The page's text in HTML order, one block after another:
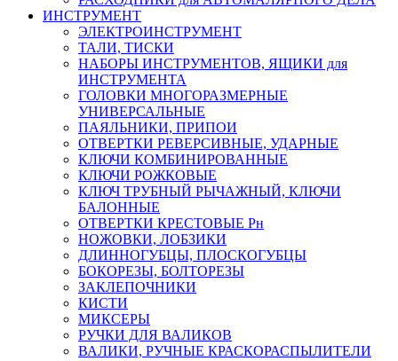
ИНСТРУМЕНТ
ЭЛЕКТРОИНСТРУМЕНТ
ТАЛИ, ТИСКИ
НАБОРЫ ИНСТРУМЕНТОВ, ЯЩИКИ для
ИНСТРУМЕНТА
ГОЛОВКИ МНОГОРАЗМЕРНЫЕ
УНИВЕРСАЛЬНЫЕ
ПАЯЛЬНИКИ, ПРИПОИ
ОТВЕРТКИ РЕВЕРСИВНЫЕ, УДАРНЫЕ
КЛЮЧИ КОМБИНИРОВАННЫЕ
КЛЮЧИ РОЖКОВЫЕ
КЛЮЧ ТРУБНЫЙ РЫЧАЖНЫЙ, КЛЮЧИ
БАЛОННЫЕ
ОТВЕРТКИ КРЕСТОВЫЕ Рн
НОЖОВКИ, ЛОБЗИКИ
ДЛИННОГУБЦЫ, ПЛОСКОГУБЦЫ
БОКОРЕЗЫ, БОЛТОРЕЗЫ
ЗАКЛЕПОЧНИКИ
КИСТИ
МИКСЕРЫ
РУЧКИ ДЛЯ ВАЛИКОВ
ВАЛИКИ, РУЧНЫЕ КРАСКОРАСПЫЛИТЕЛИ